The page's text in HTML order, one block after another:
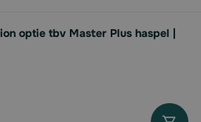
optie tbv Master Plus haspel |